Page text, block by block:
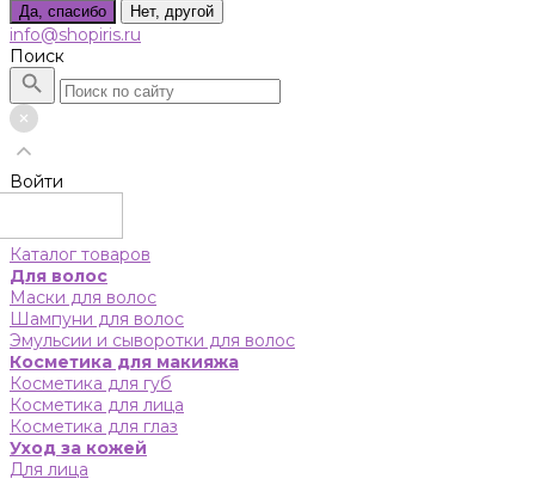
Да, спасибо Нет, другой
info@shopiris.ru
Поиск
Войти
Каталог товаров
Для волос
Маски для волос
Шампуни для волос
Эмульсии и сыворотки для волос
Косметика для макияжа
Косметика для губ
Косметика для лица
Косметика для глаз
Уход за кожей
Для лица